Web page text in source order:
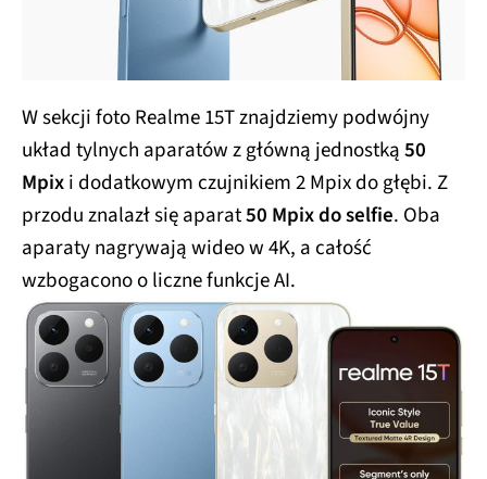
W sekcji foto Realme 15T znajdziemy podwójny
układ tylnych aparatów z główną jednostką50
Mpixi dodatkowym czujnikiem 2 Mpix do głębi. Z
przodu znalazł się aparat50 Mpix do selfie. Oba
aparaty nagrywają wideo w 4K, a całość
wzbogacono o liczne funkcje AI.